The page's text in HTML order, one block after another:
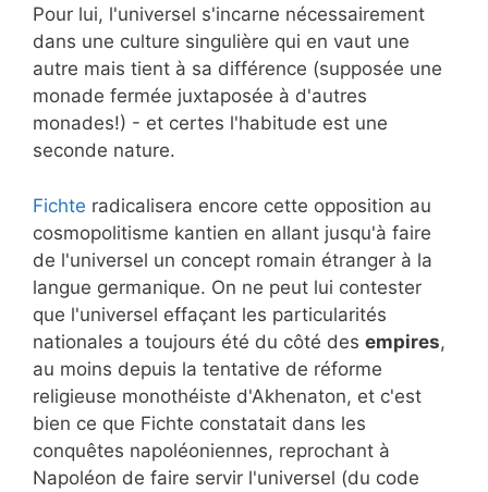
Pour lui, l'universel s'incarne nécessairement
dans une culture singulière qui en vaut une
autre mais tient à sa différence (supposée une
monade fermée juxtaposée à d'autres
monades!) - et certes l'habitude est une
seconde nature.
Fichte radicalisera encore cette opposition au
cosmopolitisme kantien en allant jusqu'à faire
de l'universel un concept romain étranger à la
langue germanique. On ne peut lui contester
que l'universel effaçant les particularités
nationales a toujours été du côté des empires,
au moins depuis la tentative de réforme
religieuse monothéiste d'Akhenaton, et c'est
bien ce que Fichte constatait dans les
conquêtes napoléoniennes, reprochant à
Napoléon de faire servir l'universel (du code